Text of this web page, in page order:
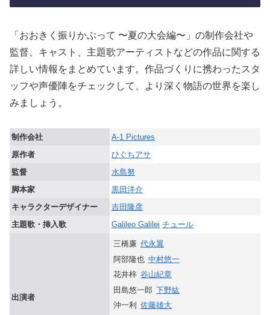
「おおきく振りかぶって 〜夏の大会編〜」の制作会社や
監督、キャスト、主題歌アーティストなどの作品に関する
詳しい情報をまとめています。作品づくりに携わったスタ
ッフや声優陣をチェックして、より深く物語の世界を楽し
みましょう。
制作会社
A-1 Pictures
原作者
ひぐちアサ
監督
水島努
脚本家
黒田洋介
キャラクターデザイナー
吉田隆彦
主題歌・挿入歌
Galileo Galilei チュール
出演者
三橋廉 代永翼
阿部隆也 中村悠一
花井梓 谷山紀章
田島悠一郎 下野紘
沖一利 佐藤雄大